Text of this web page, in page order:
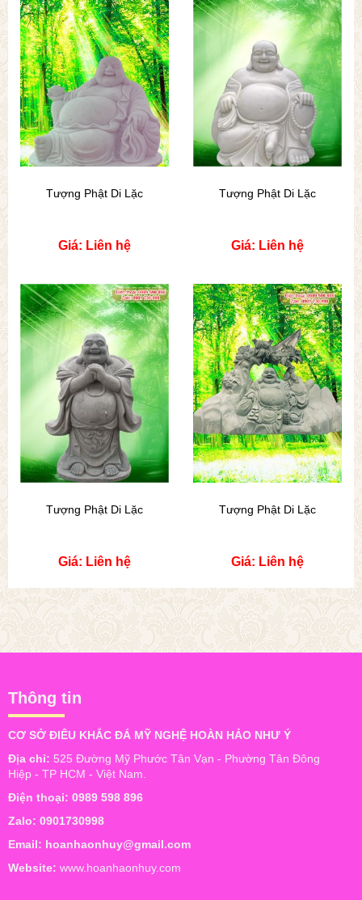
Tượng Phật Di Lặc
Giá: Liên hệ
Tượng Phật Di Lặc
Giá: Liên hệ
Tượng Phật Di Lặc
Giá: Liên hệ
Tượng Phật Di Lặc
Giá: Liên hệ
Thông tin
CƠ SỞ ĐIÊU KHẮC ĐÁ MỸ NGHỆ HOÀN HẢO NHƯ Ý
Địa chỉ: 525 Đường Mỹ Phước Tân Vạn - Phường Tân Đông
Hiệp - TP HCM - Việt Nam.
Điện thoại: 0989 598 896
Zalo: 0901730998
Email: hoanhaonhuy@gmail.com
Website: www.hoanhaonhuy.com